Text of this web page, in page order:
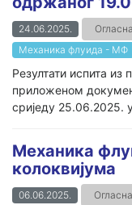
24.06.2025.
Механика флуида - МФ
Резултати испита
приложеном
сриједу 25.06.2025.
Механика
колоквијума
06.06.2025.